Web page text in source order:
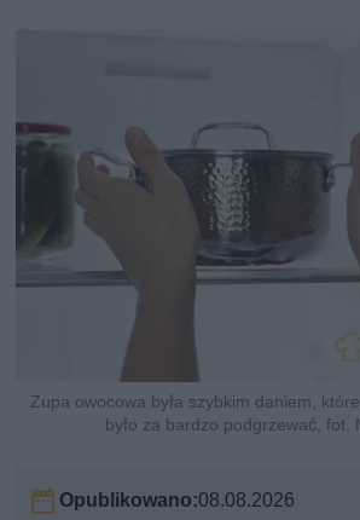
Zupa owocowa była szybkim daniem,
było za bardzo podgrzewać, fot.
Opublikowano:08.08.2026